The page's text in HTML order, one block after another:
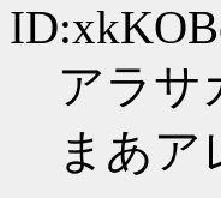
アラサ
まあア